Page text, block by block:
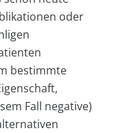
oder
bestimmte
Fall negative)